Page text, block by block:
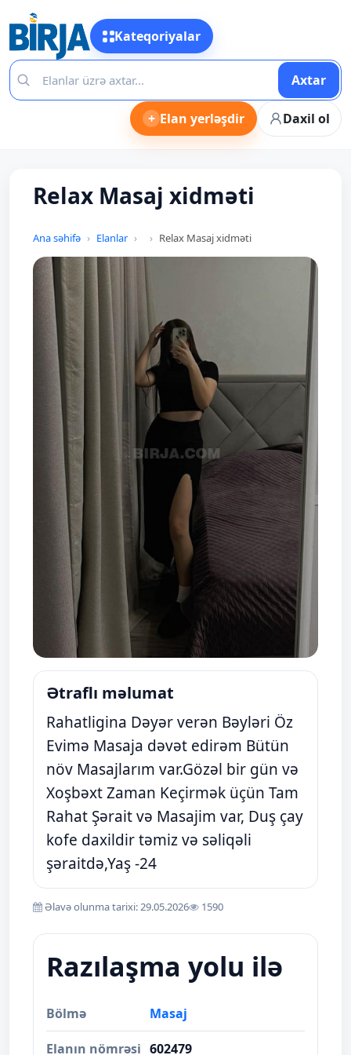
Kateqoriyalar
Axtar
+ Elan yerləşdir Daxil ol
Relax Masaj xidməti
Ana səhifə Elanlar Relax Masaj xidməti
Ətraflı məlumat
Rahatligina Dəyər verən Bəyləri Öz
Evimə Masaja dəvət edirəm Bütün
növ Masajlarım var.Gözəl bir gün və
Xoşbəxt Zaman Keçirmək üçün Tam
Rahat Şərait və Masajim var, Duş çay
kofe daxildir təmiz və səliqəli
şəraitdə,Yaş -24
Əlavə olunma tarixi: 29.05.2026 1590
Razılaşma yolu ilə
Bölmə Masaj
Elanın nömrəsi 602479